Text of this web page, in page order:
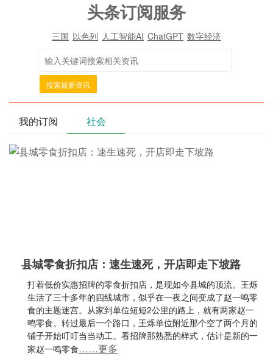
头条订阅服务
三国 以色列 人工智能AI ChatGPT 数字经济
搜索最新资讯
我的订阅 社会
县城零食折扣店：速生速死，开店即走下坡路
打着低价实惠招牌的零食折扣店，是现如今县城的顶流。王烁
生活了三十多年的四线城市，似乎在一夜之间变成了赵一鸣零
食的主题迷宫。从家到单位短短2公里的路上，就有两家赵一
鸣零食。转过最后一个路口，王烁单位附近那个空了两个月的
铺子开始叮叮当当动工。看招牌那熟悉的样式，估计是新的一
家赵一鸣零食……更多